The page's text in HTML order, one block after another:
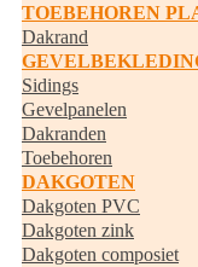
TOEBEHOREN
Dakrand
Sidings
Gevelpanelen
Dakranden
Toebehoren
DAKGOTEN
Dakgoten PVC
Dakgoten zink
Dakgoten composiet